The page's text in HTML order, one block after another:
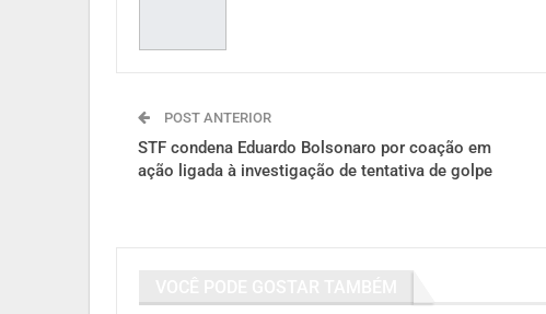
POST ANTERIOR
STF condena Eduardo Bolsonaro por coação em
ação ligada à investigação de tentativa de golpe